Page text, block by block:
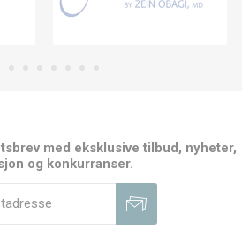
med eksklusive tilbud, nyheter,
og konkurranser.